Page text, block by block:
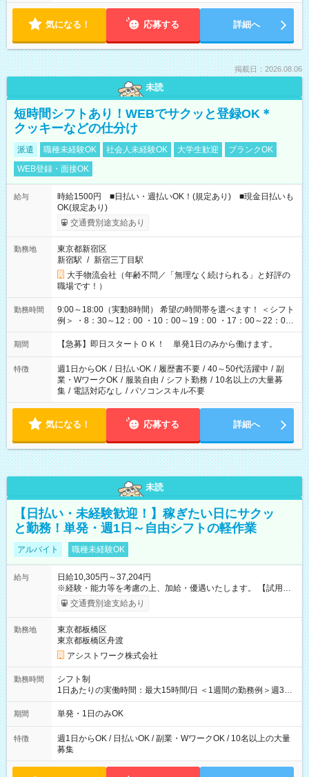
気になる！ 応募する 詳細へ
掲載日：2026.08.06
未読
短時間シフトあり！WEBでサクッと登録OK＊
クッキーなどの仕分け
派遣 職種未経験OK 社会人未経験OK 大学生歓迎
ブランクOK
WEB登録・面接OK
給与
時給1500円 ■日払い・週払いOK！(規定あり) ■現金日払いも
OK(規定あり)
交通費別途支給あり
勤務地
東京都新宿区
新宿駅 / 新宿三丁目駅
大手物流会社（年齢不問／「無理なく続けられる」と好評の
職場です！）
勤務時間
9:00～18:00（実動8時間） 希望の時間帯を選べます！ ＜シフト
例＞ ・8：30～12：00 ・10：00～19：00 ・17：00～22：00
・13：00～22：00 ・22：00～翌6：00 など
期間 【急募】即日スタートＯＫ！ 単発1日のみから働けます。
特徴 週1日からOK / 日払いOK / 履歴書不要 / 40～50代活躍中 / 副
業・WワークOK / 服装自由 / シフト勤務 / 10名以上の大量募
集 / 電話対応なし / パソコンスキル不要
気になる！ 応募する 詳細へ
未読
【日払い・未経験歓迎！】稼ぎたい日にサクッ
と勤務！単発・週1日～自由シフトの軽作業
アルバイト 職種未経験OK
給与
日給10,305円～37,204円
※経験・能力等を考慮の上、加給・優遇いたします。 【試用期
間】試用期間なし
交通費別途支給あり
勤務地
東京都板橋区
東京都板橋区舟渡
アシストワーク株式会社
勤務時間
シフト制
1日あたりの実働時間：最大15時間/日 ＜1週間の勤務例＞週3回
勤務 勤務：月・水・金 休み：火・木・土・日 好きな時にお仕事
可能です！ ※1日あたりの最大実働時間は日勤、夜勤共に勤務し
期間 単発・1日のみOK
特徴
週1日からOK / 日払いOK / 副業・WワークOK / 10名以上の大量
募集